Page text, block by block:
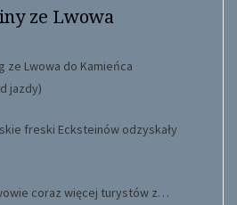
ze Lwowa
ze Lwowa do Kamieńca
jazdy)
freski Ecksteinów odzyskały
coraz więcej turystów z…